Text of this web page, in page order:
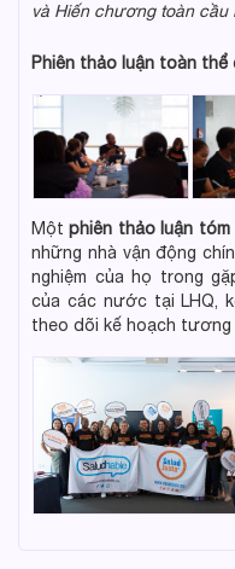
và Hiến chương toàn cầu
Phiên thảo luận toàn thể
Mộtphiên thảo luận tóm
những nhà vận động
nghiệm của họ trong
của các nước tại LHQ,
theo dõi kế hoạch tương